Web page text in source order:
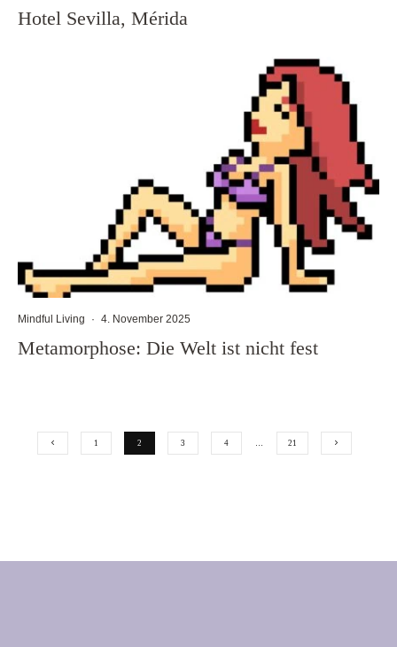
Hotel Sevilla, Mérida
Mindful Living · 4. November 2025
Metamorphose: Die Welt ist nicht fest
1 2 3 4 … 21